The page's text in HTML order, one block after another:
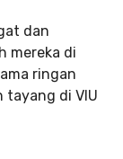
dan
mereka di
ringan
tayang di VIU